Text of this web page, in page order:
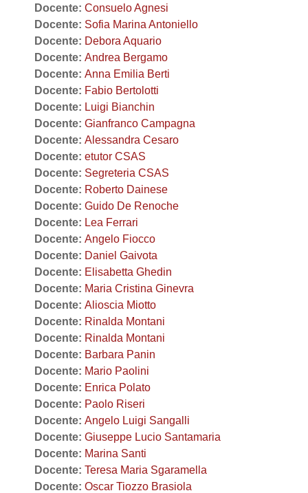
Docente: Consuelo Agnesi
Docente: Sofia Marina Antoniello
Docente: Debora Aquario
Docente: Andrea Bergamo
Docente: Anna Emilia Berti
Docente: Fabio Bertolotti
Docente: Luigi Bianchin
Docente: Gianfranco Campagna
Docente: Alessandra Cesaro
Docente: etutor CSAS
Docente: Segreteria CSAS
Docente: Roberto Dainese
Docente: Guido De Renoche
Docente: Lea Ferrari
Docente: Angelo Fiocco
Docente: Daniel Gaivota
Docente: Elisabetta Ghedin
Docente: Maria Cristina Ginevra
Docente: Alioscia Miotto
Docente: Rinalda Montani
Docente: Rinalda Montani
Docente: Barbara Panin
Docente: Mario Paolini
Docente: Enrica Polato
Docente: Paolo Riseri
Docente: Angelo Luigi Sangalli
Docente: Giuseppe Lucio Santamaria
Docente: Marina Santi
Docente: Teresa Maria Sgaramella
Docente: Oscar Tiozzo Brasiola